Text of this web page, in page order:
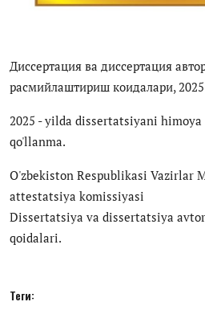
Диссертация ва диссертация
расмийлаштириш коидалари, 2025
2025 - yilda dissertatsiyani
qo'llanma.
O'zbekiston Respublikasi Vazirlar
attestatsiya komissiyasi
Dissertatsiya va dissertatsiya
qoidalari.
Теги: